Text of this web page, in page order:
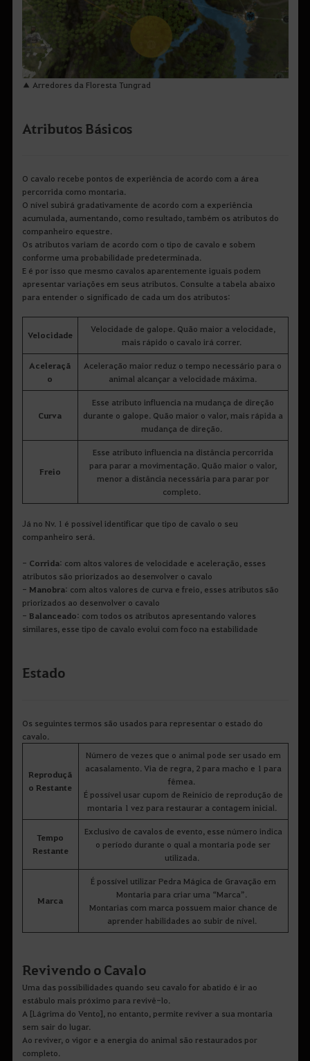
▲ Arredores da Floresta Tungrad
Atributos Básicos
O cavalo recebe pontos de experiência de acordo com a área
percorrida como montaria.
O nível subirá gradativamente de acordo com a experiência
acumulada, aumentando, como resultado, também os atributos do
companheiro equestre.
Os atributos variam de acordo com o tipo de cavalo e sobem
conforme uma probabilidade predeterminada.
E é por isso que mesmo cavalos aparentemente iguais podem
apresentar variações em seus atributos. Consulte a tabela abaixo
para entender o significado de cada um dos atributos:
Velocidade
Velocidade de galope. Quão maior a velocidade,
mais rápido o cavalo irá correr.
Aceleraçã
o
Aceleração maior reduz o tempo necessário para o
animal alcançar a velocidade máxima.
Curva
Esse atributo influencia na mudança de direção
durante o galope. Quão maior o valor, mais rápida a
mudança de direção.
Freio
Esse atributo influencia na distância percorrida
para parar a movimentação. Quão maior o valor,
menor a distância necessária para parar por
completo.
Já no Nv. 1 é possível identificar que tipo de cavalo o seu
companheiro será.
- Corrida: com altos valores de velocidade e aceleração, esses
atributos são priorizados ao desenvolver o cavalo
- Manobra: com altos valores de curva e freio, esses atributos são
priorizados ao desenvolver o cavalo
- Balanceado: com todos os atributos apresentando valores
similares, esse tipo de cavalo evolui com foco na estabilidade
Estado
Os seguintes termos são usados para representar o estado do
cavalo.
Reproduçã
o Restante
Número de vezes que o animal pode ser usado em
acasalamento. Via de regra, 2 para macho e 1 para
fêmea.
É possível usar cupom de Reinício de reprodução de
montaria 1 vez para restaurar a contagem inicial.
Tempo
Restante
Exclusivo de cavalos de evento, esse número indica
o período durante o qual a montaria pode ser
utilizada.
Marca
É possível utilizar Pedra Mágica de Gravação em
Montaria para criar uma “Marca”.
Montarias com marca possuem maior chance de
aprender habilidades ao subir de nível.
Revivendo o Cavalo
Uma das possibilidades quando seu cavalo for abatido é ir ao
estábulo mais próximo para revivê-lo.
A [Lágrima do Vento], no entanto, permite reviver a sua montaria
sem sair do lugar.
Ao reviver, o vigor e a energia do animal são restaurados por
completo.